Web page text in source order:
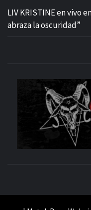
LIV KRISTINE en vivo
abraza la oscuridad”